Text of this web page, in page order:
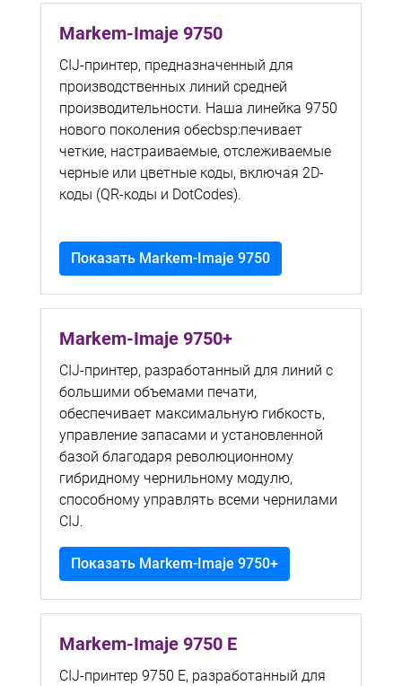
Markem-Imaje 9750
CIJ-принтер, предназначенный для
производственных линий средней
производительности. Наша линейка 9750
нового поколения обесbsp:печивает
четкие, настраиваемые, отслеживаемые
черные или цветные коды, включая 2D-
коды (QR-коды и DotCodes).
Показать Markem-Imaje 9750
Markem-Imaje 9750+
CIJ-принтер, разработанный для линий с
большими объемами печати,
обеспечивает максимальную гибкость,
управление запасами и установленной
базой благодаря революционному
гибридному чернильному модулю,
способному управлять всеми чернилами
CIJ.
Показать Markem-Imaje 9750+
Markem-Imaje 9750 E
CIJ-принтер 9750 E, разработанный для